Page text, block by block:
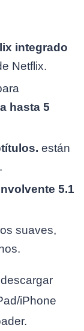
integrado
Netflix.
hasta 5
están
5.1
suaves,
iPhone